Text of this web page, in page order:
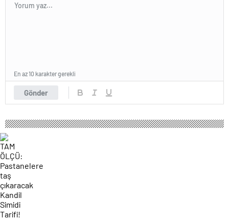
Gönder
En az 10 karakter gerekli